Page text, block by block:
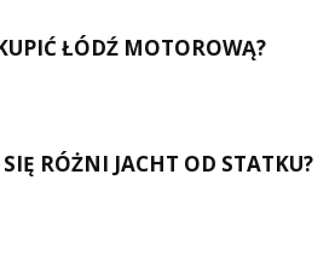
ŁÓDŹ MOTOROWĄ?
RÓŻNI JACHT OD STATKU?